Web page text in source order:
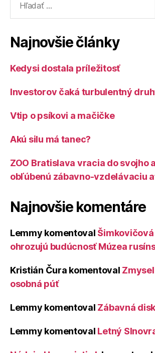
Najnovšie články
Kedysi dostala príležitosť
Investorov čaká turbulentný
Vtip o psíkovi a mačičke
Akú silu má tanec?
ZOO Bratislava vracia do svojho
obľúbenú zábavno-vzdelávaciu
Najnovšie komentáre
Lemmy komentoval
ohrozujú budúcnosť Múzea
Kristián Čura komentoval
osobná púť
Lemmy komentoval Zábavná
Lemmy komentoval Letný